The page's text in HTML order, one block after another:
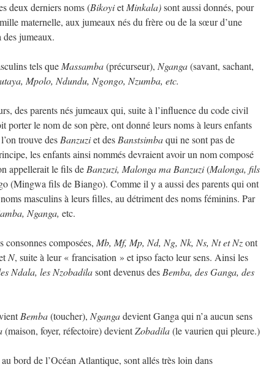
deux derniers noms (BikoyietMinkala)sont aussi donnés, pour
maternelle, aux jumeaux nés du frère ou de la sœur d’une
des jumeaux.
tels que Massamba(précurseur), Nganga(savant, sachant,
Mpolo, Ndundu, Ngongo, Nzumba, etc.
des parents nés jumeaux qui, suite à l’influence du code civil
porter le nom de son père, ont donné leurs noms à leurs enfants
trouve des Banzuziet des Banstsimbaqui ne sont pas de
les enfants ainsi nommés devraient avoir un nom composé
appellerait le fils de Banzuzi, Malonga ma Banzuzi(Malonga, fils
(Mingwa fils de Biango). Comme il y a aussi des parents qui ont
masculins à leurs filles, au détriment des noms féminins. Par
Nganga, etc.
consonnes composées, Mb, Mf, Mp, Nd, Ng, Nk, Ns, Nt et Nzont
N, suite à leur « francisation » et ipso facto leur sens. Ainsi les
Ndala, les Nzobadilasont devenus des Bemba, des Ganga, des
Bemba(toucher), Ngangadevient Ganga qui n’a aucun sens
(maison, foyer, réfectoire) devientZobadila(le vaurien qui pleure.)
bord de l’Océan Atlantique, sont allés très loin dans